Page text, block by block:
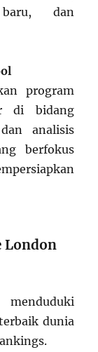
baru, dan
program
di bidang
analisis
berfokus
London
dunia